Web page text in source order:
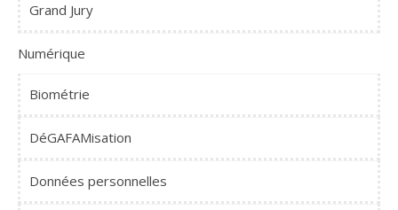
Grand Jury
Numérique
Biométrie
DéGAFAMisation
Données personnelles